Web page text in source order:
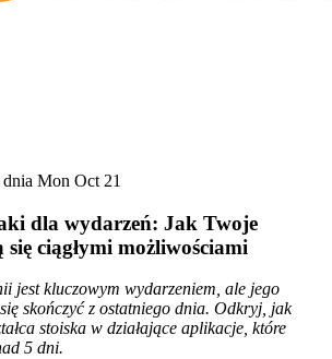
Mon Oct 21
dla wydarzeń: Jak Twoje
się ciągłymi możliwościami
jest kluczowym wydarzeniem, ale jego
skończyć z ostatniego dnia. Odkryj, jak
stoiska w działające aplikacje, które
5 dni.